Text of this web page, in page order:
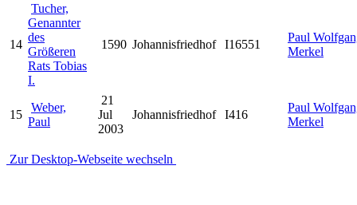
14
Tucher,
Genannter
des
Größeren
Rats Tobias
I.
1590 Johannisfriedhof I16551
Paul
Merkel
15
Weber,
Paul
21
Jul
2003
Johannisfriedhof I416
Paul
Merkel
Zur Desktop-Webseite wechseln